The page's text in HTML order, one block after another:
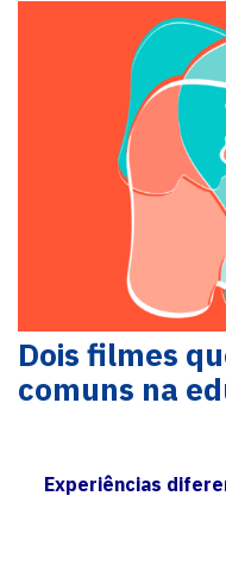
Dois filmes
comuns na
Experiências